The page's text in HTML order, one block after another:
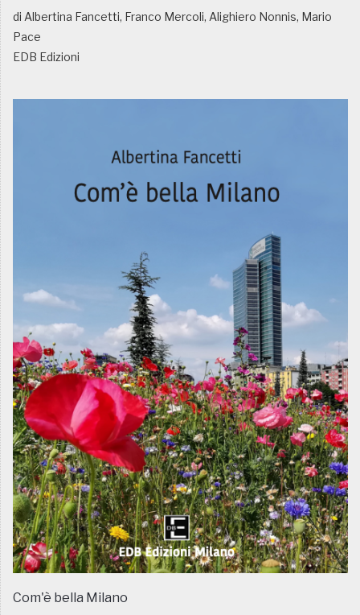
di Albertina Fancetti, Franco Mercoli, Alighiero Nonnis, Mario
Pace
EDB Edizioni
Com'è bella Milano